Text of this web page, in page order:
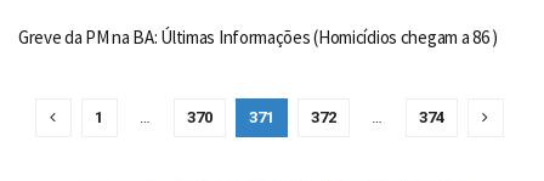
Greve da PM na BA: Últimas Informações (Homicídios chegam a 86 )
1 … 370 371 372 … 374